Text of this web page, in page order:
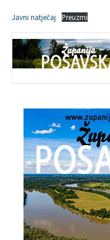
Javni natječaj Preuzmi